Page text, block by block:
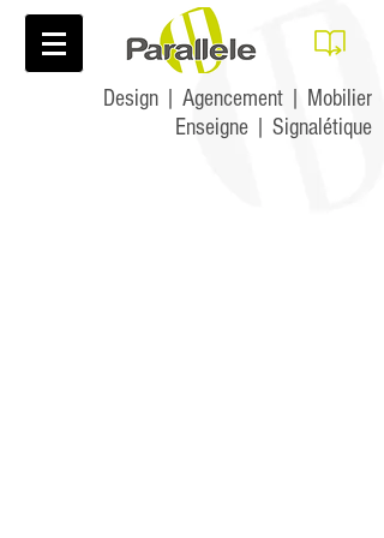
Design | Agencement | Mobilier
Enseigne | Signalétique